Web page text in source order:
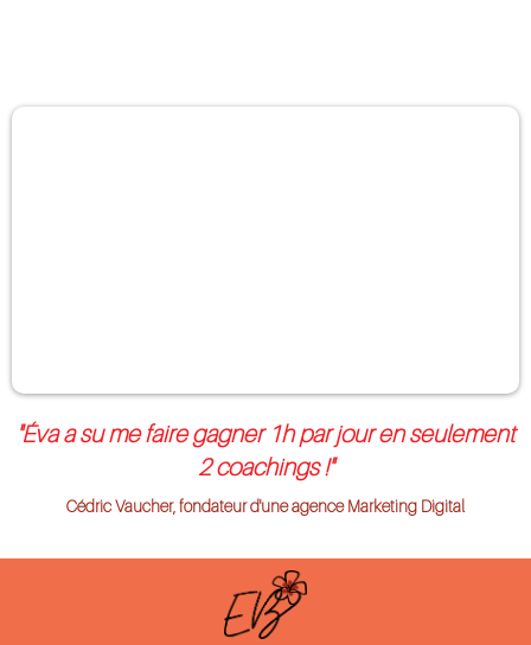
"Éva a su me faire gagner 1h par jour en seulement
2 coachings !"
Cédric Vaucher, fondateur d'une agence Marketing Digital